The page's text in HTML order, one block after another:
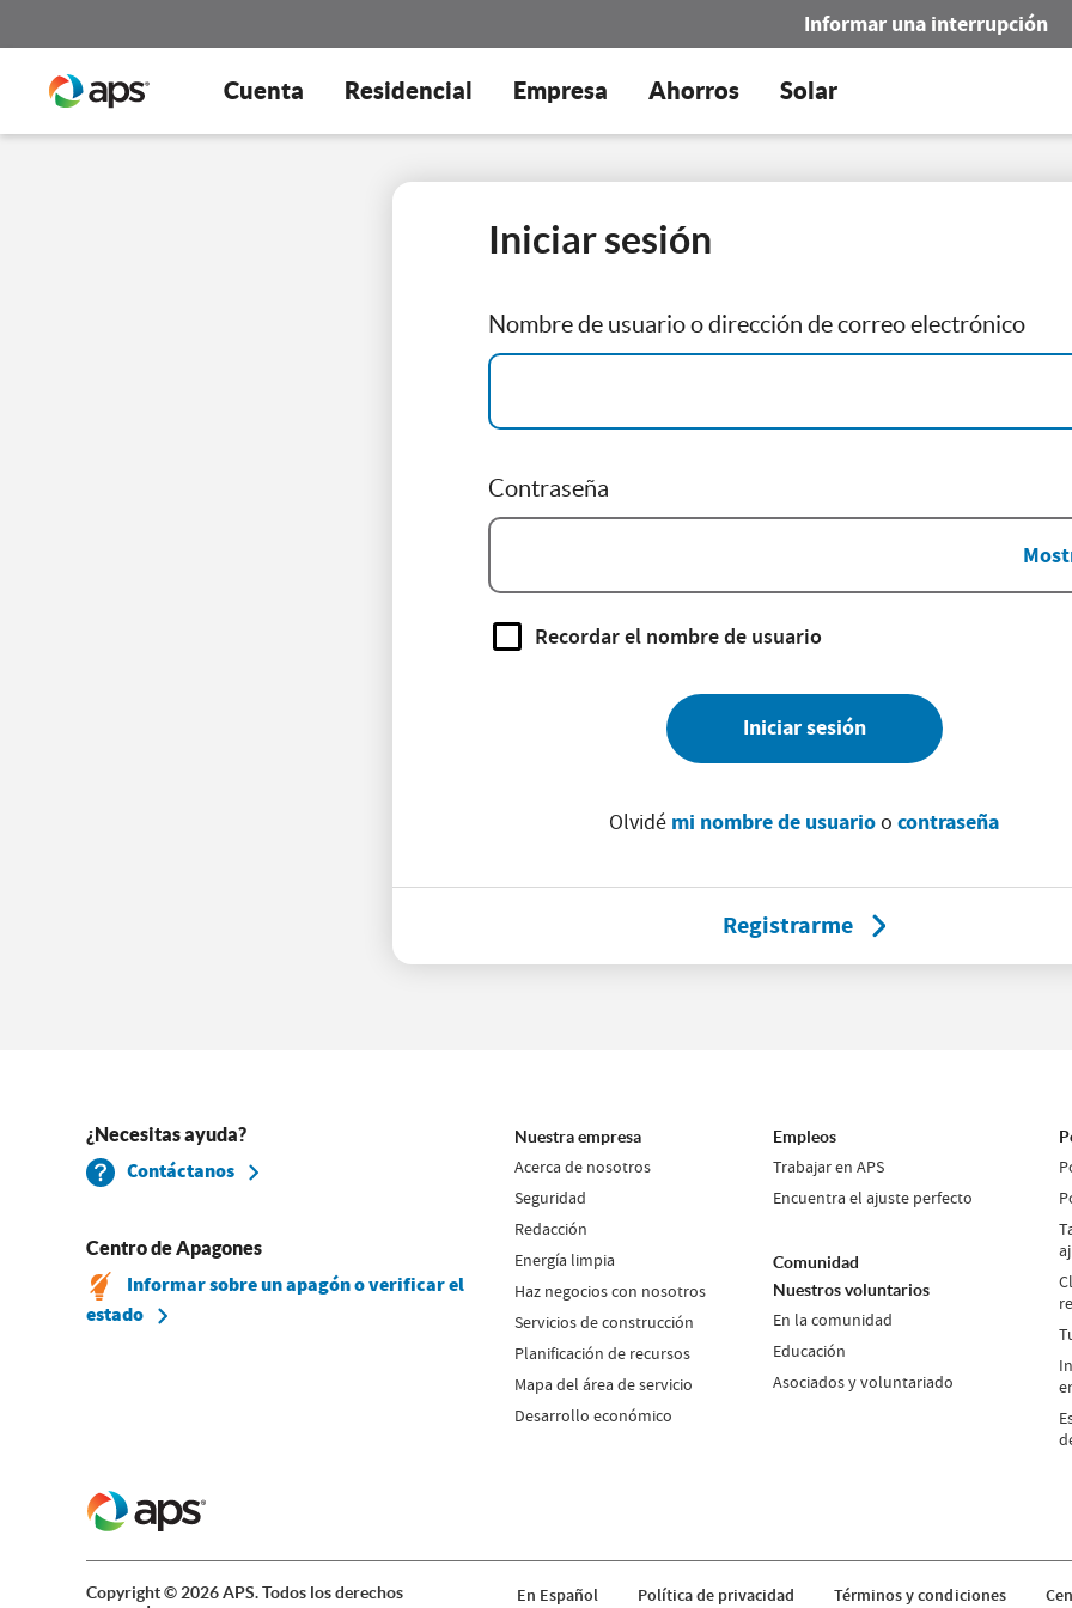
Informar una interrupción
Cuenta Residencial Empresa Ahorros Solar
Iniciar sesión
Nombre de usuario o dirección de correo electrónico
Contraseña
Recordar el nombre de usuario
Iniciar sesión
Olvidé mi nombre de usuarioo contraseña
Registrarme
¿Necesitas ayuda?
Contáctanos
Centro de Apagones
Informar sobre un apagón o verificar el
estado
Nuestra empresa
Acerca de nosotros
Seguridad
Redacción
Energía limpia
Haz negocios con nosotros
Servicios de construcción
Planificación de recursos
Mapa del área de servicio
Desarrollo económico
Empleos
Trabajar en APS
Encuentra el ajuste perfecto
Comunidad
Nuestros voluntarios
En la comunidad
Educación
Asociados y voluntariado
Copyright © 2026 APS. Todos los derechos
En Español Política de privacidad Términos y condiciones